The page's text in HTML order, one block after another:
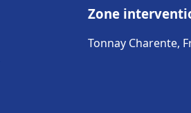
Zone
Tonnay Charente,